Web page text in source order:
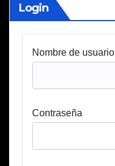
Login
Nombre de usuario
Contraseña